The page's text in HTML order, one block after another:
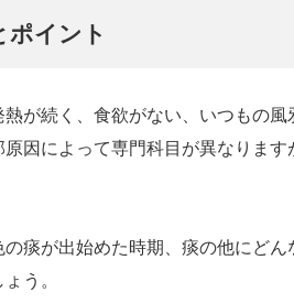
ポイント
が続く、食欲がない、いつもの
因によって専門科目が異なりま
痰が出始めた時期、痰の他にど
う。